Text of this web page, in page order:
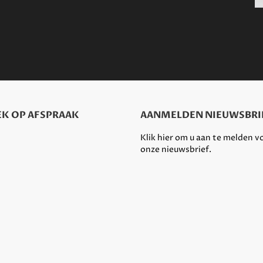
OP AFSPRAAK AANMELDEN
Klik hier om u aan te melden
onze nieuwsbrief.